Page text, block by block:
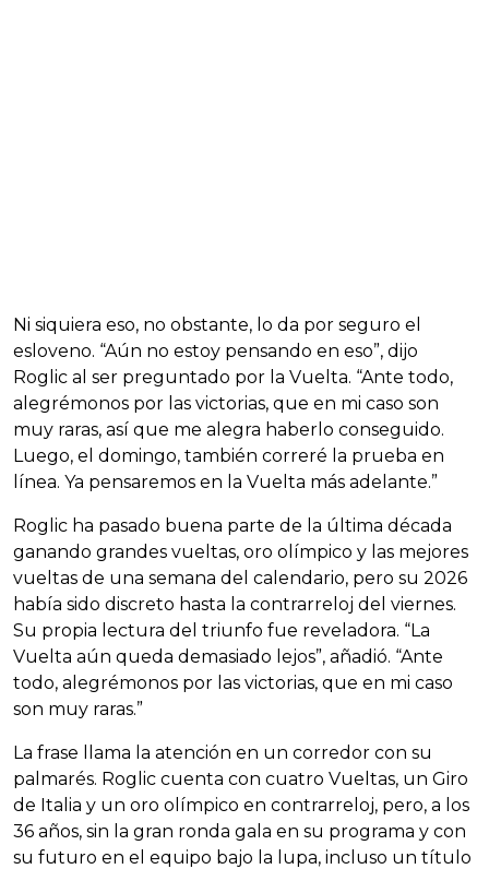
Ni siquiera eso, no obstante, lo da por seguro el
esloveno. “Aún no estoy pensando en eso”, dijo
Roglic al ser preguntado por la Vuelta. “Ante todo,
alegrémonos por las victorias, que en mi caso son
muy raras, así que me alegra haberlo conseguido.
Luego, el domingo, también correré la prueba en
línea. Ya pensaremos en la Vuelta más adelante.”
Roglic ha pasado buena parte de la última década
ganando grandes vueltas, oro olímpico y las mejores
vueltas de una semana del calendario, pero su 2026
había sido discreto hasta la contrarreloj del viernes.
Su propia lectura del triunfo fue reveladora. “La
Vuelta aún queda demasiado lejos”, añadió. “Ante
todo, alegrémonos por las victorias, que en mi caso
son muy raras.”
La frase llama la atención en un corredor con su
palmarés. Roglic cuenta con cuatro Vueltas, un Giro
de Italia y un oro olímpico en contrarreloj, pero, a los
36 años, sin la gran ronda gala en su programa y con
su futuro en el equipo bajo la lupa, incluso un título